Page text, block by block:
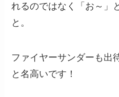
れるのではなく「お～」
と。
ファイヤーサンダーも出
と名高いです！